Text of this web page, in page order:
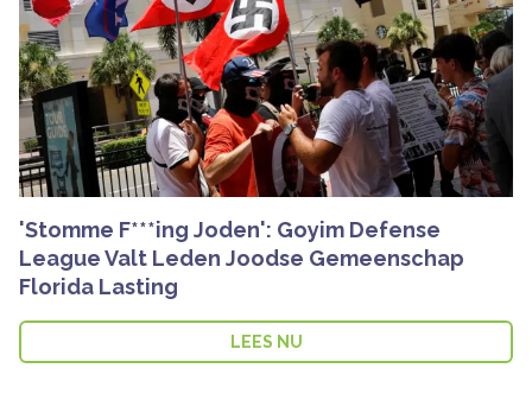
'Stomme F***ing Joden': Goyim Defense
League Valt Leden Joodse Gemeenschap
Florida Lasting
LEES NU